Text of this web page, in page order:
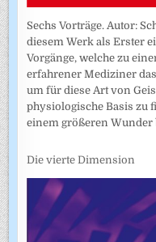
Sechs Vorträge. Autor:
diesem Werk als Erster
Vorgänge, welche zu
erfahrener Mediziner
um für diese Art von
physiologische Basis zu
einem größeren Wunder
Die vierte Dimension